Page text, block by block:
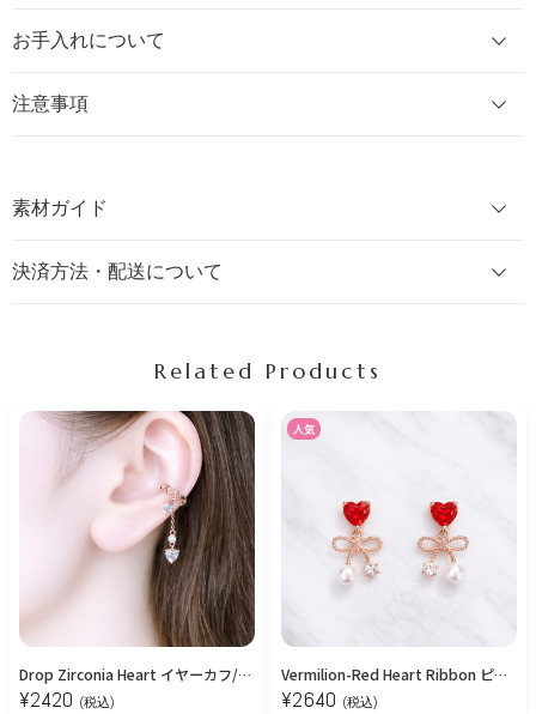
お手入れについて
注意事項
素材ガイド
決済方法・配送について
Related Products
Drop Zirconia Heart イヤーカフ/Pink Gold
¥2420 (税込)
人気
Vermilion-Red Heart Ribbon ピアス
¥2640 (税込)